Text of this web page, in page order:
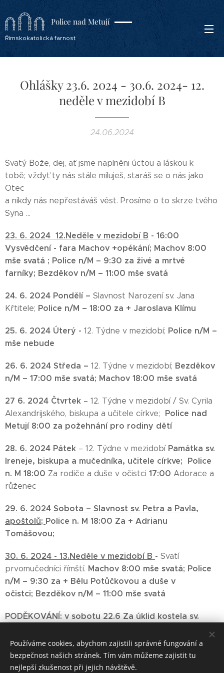
Police nad Metují
Římskokatolická farnost
Ohlášky 23.6. 2024 - 30.6. 2024- 12.
neděle v mezidobí B
24.06.2024
Svatý Bože, dej, ať jsme naplněni úctou a láskou k
tobě; vždyť ty nás stále miluješ, staráš se o nás jako
Otec
a nikdy nás nepřestáváš vést. Prosíme o to skrze tvého
Syna ...
23. 6. 2024 12.Neděle v mezidobí B - 16:00
Vysvědčení - fara Machov +opékání; Machov 8:00
mše svatá ; Police n/M – 9:30 za živé a mrtvé
farníky; Bezděkov n/M – 11:00 mše svatá
24. 6. 2024 Pondělí – Slavnost Narození sv. Jana
Křtitele; Police n/M – 18:00 za + Jaroslava Klímu
25. 6. 2024 Úterý - 12. Týdne v mezidobí; Police n/M –
mše nebude
26. 6. 2024 Středa – 12. Týdne v mezidobí; Bezděkov
n/M – 17:00 mše svatá; Machov 18:00 mše svatá
27 6. 2024 Čtvrtek – 12. Týdne v mezidobí / Sv. Cyrila
Alexandrijského, biskupa a učitele církve; Police nad
Metují 8:00 za požehnání pro rodiny dětí
28. 6. 2024 Pátek – 12. Týdne v mezidobí Památka sv.
Ireneje, biskupa a mučedníka, učitele církve; Police
n. M 18:00 Za rodiče a duše v očistci 17:00 Adorace a
růženec
29. 6. 2024 Sobota – Slavnost sv. Petra a Pavla,
apoštolů; Police n. M 18:00 Za + Adrianu
Tomášovou;
30. 6. 2024 - 13.Neděle v mezidobí B - Svatí
prvomučedníci římští. Machov 8:00 mše svatá; Police
n/M – 9:30 za + Bělu Potůčkovou a duše v
očistci; Bezděkov n/M – 11:00 mše svatá
PODĚKOVÁNÍ: v sobotu 22.6 Za úklid kostela sv.
prostoru fary Machov k akci Vysvědčení + buřty; za
veškerou službu Bohu v našich kostelích.
Používáme cookies, abychom zajistili správné fungování a
bezpečnost našich stránek. Tím vám můžeme zajistit tu
nejlepší zkušenost při jejich návštěvě.